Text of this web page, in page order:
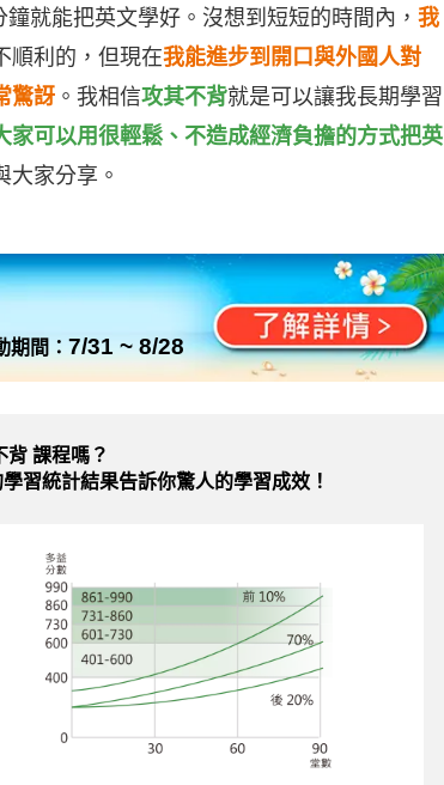
就能把英文學好。沒想到短短的時間內， 我
順利的，但現在我能進步到開口與外國人對
驚訝 。我相信攻其不背就是可以讓我長期學習
可以用很輕鬆、不造成經濟負擔的方式把英
家分享。
期間：7/31 ~ 8/28
背 課程嗎？
習統計結果告訴你驚人的學習成效！